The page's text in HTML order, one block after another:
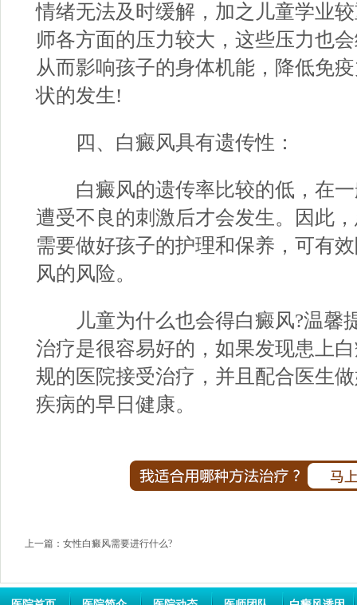
情绪无法及时缓解，加之儿童学业
师各方面的压力较大，这些压力也
从而影响孩子的身体机能，降低免
状的发生!
四、白癜风具有遗传性：
白癜风的遗传率比较的低，在一
遭受不良的刺激后才会发生。因此
需要做好孩子的护理和保养，可有
风的风险。
儿童为什么也会得白癜风?温馨
治疗是很容易好的，如果发现患上
规的医院接受治疗，并且配合医生
疾病的早日健康。
上一篇： 女性白癜风需要进行什么?